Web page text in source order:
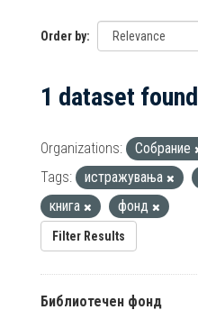
Order by
1 dataset found
Organizations: Собрание
Tags:
истражувања
книга
фонд
Filter Results
Библиотечен фонд